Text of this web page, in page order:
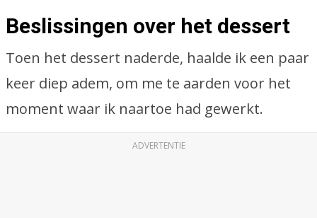
Beslissingen over het dessert
Toen het dessert naderde, haalde ik een paar
keer diep adem, om me te aarden voor het
moment waar ik naartoe had gewerkt.
ADVERTENTIE